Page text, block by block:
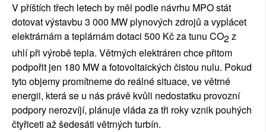
V příštích třech letech by měl podle návrhu MPO stát
dotovat výstavbu 3 000 MW plynových zdrojů a vyplácet
elektrárnám a teplárnám dotaci 500 Kč za tunu CO2 z
uhlí při výrobě tepla. Větrných elektráren chce přitom
podpořit jen 180 MW a fotovoltaických čistou nulu. Pokud
tyto objemy promítneme do reálné situace, ve větrné
energii, která se u nás právě kvůli nedostatku provozní
podpory nerozvíjí, plánuje vláda za tři roky vznik pouhých
čtyřiceti až šedesáti větrných turbín.